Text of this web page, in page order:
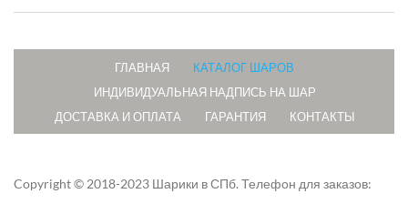
ГЛАВНАЯ
КАТАЛОГ ШАРОВ
ИНДИВИДУАЛЬНАЯ НАДПИСЬ НА ШАР
ДОСТАВКА И ОПЛАТА
ГАРАНТИЯ КОНТАКТЫ
Copyright © 2018-2023 Шарики в СПб.Телефон для заказов: